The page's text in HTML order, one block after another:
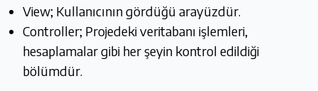
View; Kullanıcının gördüğü arayüzdür.
Controller; Projedeki veritabanı işlemleri,
hesaplamalar gibi her şeyin kontrol edildiği
bölümdür.